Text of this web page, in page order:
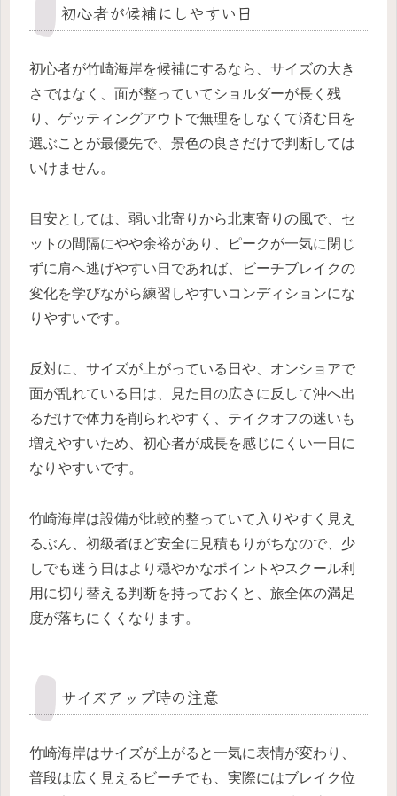
初心者が候補にしやすい日
初心者が竹崎海岸を候補にするなら、サイズの大き
さではなく、面が整っていてショルダーが長く残
り、ゲッティングアウトで無理をしなくて済む日を
選ぶことが最優先で、景色の良さだけで判断しては
いけません。
目安としては、弱い北寄りから北東寄りの風で、セ
ットの間隔にやや余裕があり、ピークが一気に閉じ
ずに肩へ逃げやすい日であれば、ビーチブレイクの
変化を学びながら練習しやすいコンディションにな
りやすいです。
反対に、サイズが上がっている日や、オンショアで
面が乱れている日は、見た目の広さに反して沖へ出
るだけで体力を削られやすく、テイクオフの迷いも
増えやすいため、初心者が成長を感じにくい一日に
なりやすいです。
竹崎海岸は設備が比較的整っていて入りやすく見え
るぶん、初級者ほど安全に見積もりがちなので、少
しでも迷う日はより穏やかなポイントやスクール利
用に切り替える判断を持っておくと、旅全体の満足
度が落ちにくくなります。
サイズアップ時の注意
竹崎海岸はサイズが上がると一気に表情が変わり、
普段は広く見えるビーチでも、実際にはブレイク位